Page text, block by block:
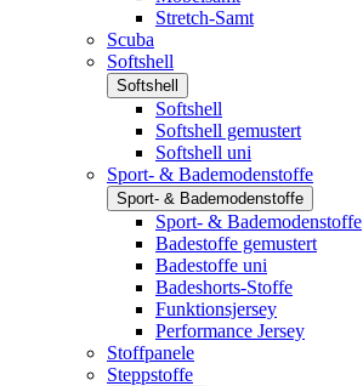
Stretch-Samt
Scuba
Softshell
Softshell
Softshell
Softshell gemustert
Softshell uni
Sport- & Bademodenstoffe
Sport- & Bademodenstoffe
Sport- & Bademodenstoffe
Badestoffe gemustert
Badestoffe uni
Badeshorts-Stoffe
Funktionsjersey
Performance Jersey
Stoffpanele
Steppstoffe